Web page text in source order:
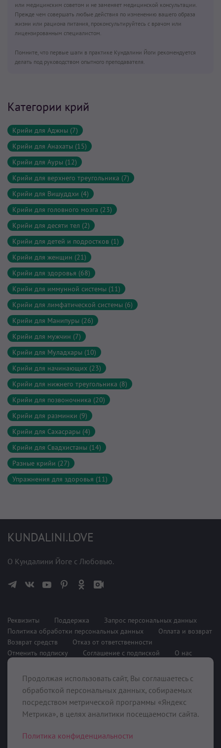
или медицинским советом и не заменяет медицинской консультации.
Прежде чем совершать любые действия по изменению вашего образа
жизни или рациона питания, проконсультируйтесь с врачом или
лицензированным специалистом.
Помните, что первые шаги в практике Кундалини Йоги рекомендуется
делать под руководством опытного преподавателя.
Категории крий
Крийи для Аджны (7)
Крийи для Анахаты (15)
Крийи для Ауры (12)
Крийи для верхнего треугольника (7)
Крийи для Вишуддхи (4)
Крийи для головного мозга (23)
Крийи для десяти тел (2)
Крийи для детей и подростков (1)
Крийи для женщин (21)
Крийи для здоровья (68)
Крийи для иммунной системы (11)
Крийи для лимфатической системы (6)
Крийи для Манипуры (26)
Крийи для мужчин (7)
Крийи для Муладхары (10)
Крийи для начинающих (23)
Крийи для нижнего треугольника (8)
Крийи для позвоночника (20)
Крийи для разминки (9)
Крийи для Сахасрары (4)
Крийи для Свадхистаны (14)
Разные крийи (27)
Упражнения для здоровья (11)
KUNDALINI.LOVE
О Кундалини Йоге с Любовью.
Реквизиты Поддержка
Запрос персональных данных
Политика обработки персональных данных
Оплата и возврат
Возврат средств
Отказ от ответственности
Отменить подписку
Соглашение с подпиской О нас
При поддержке
Продолжая использовать сайт, Вы соглашаетесь с
обработкой персональных данных, собираемых
посредством метрической программы «Яндекс
Метрика», в целях аналитики посещаемости сайта.
Политика конфиденциальности